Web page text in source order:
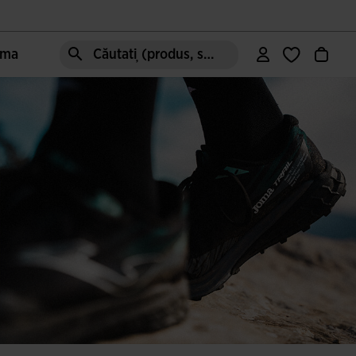
Căutați (produs, stil, zonă, etc.)